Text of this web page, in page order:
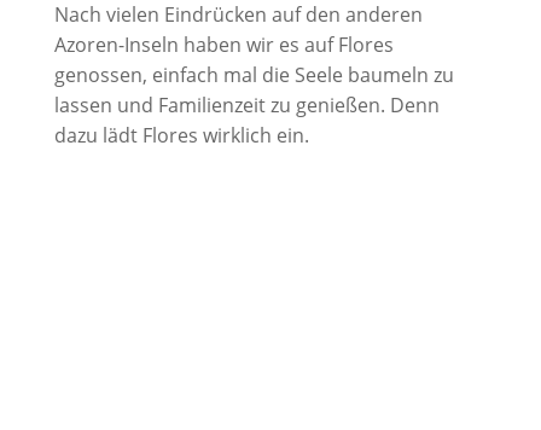
Nach vielen Eindrücken auf den anderen
Azoren-Inseln haben wir es auf Flores
genossen, einfach mal die Seele baumeln zu
lassen und Familienzeit zu genießen. Denn
dazu lädt Flores wirklich ein.